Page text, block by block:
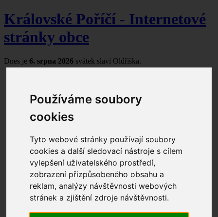
Používáme soubory
cookies
Tyto webové stránky používají soubory
cookies a další sledovací nástroje s cílem
vylepšení uživatelského prostředí,
zobrazení přizpůsobeného obsahu a
reklam, analýzy návštěvnosti webových
stránek a zjištění zdroje návštěvnosti.
Královské Poříčí - Internetové
stránky obce
Dnes je 6. srpna 2026 svátek slaví Oldřiška.
Obecní úřad
Úřední hodiny
Kontakty
Zastupitelstvo
Seznam čerpaných dotací
Dokumenty ke stažení
Formuláře ke stažení
Úřední deska